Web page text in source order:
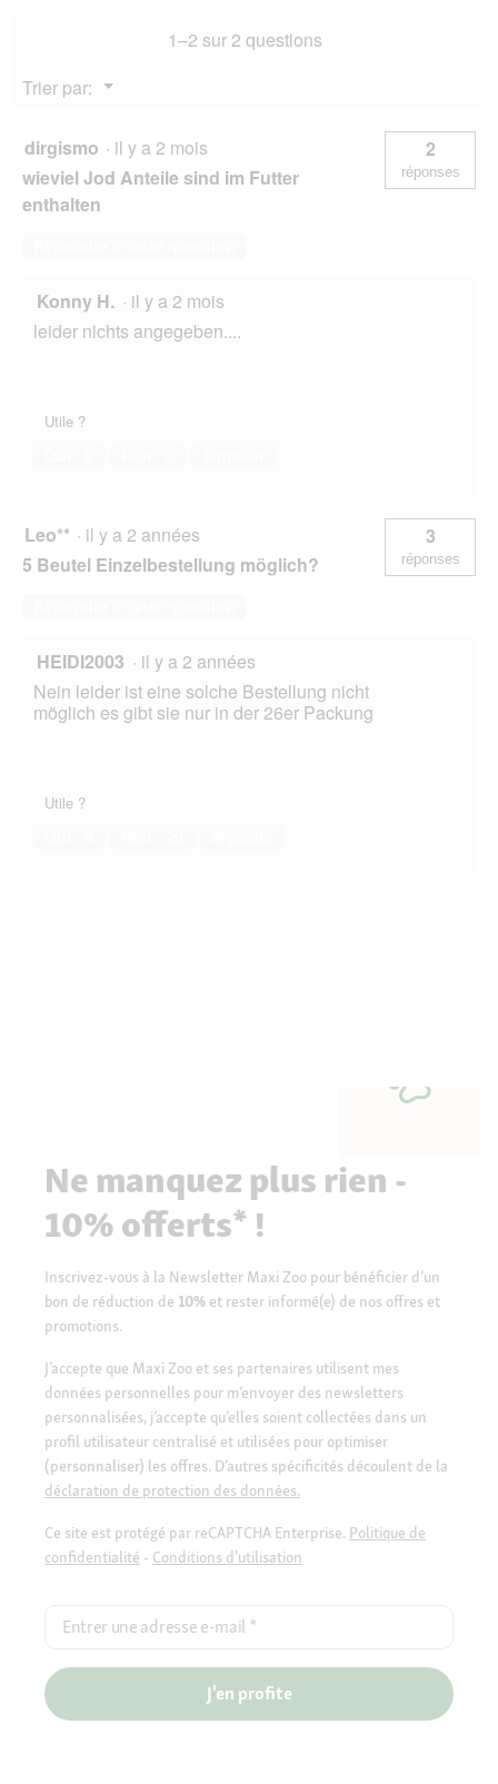
1–2 sur 2 questions
Trier par:
▼
Menu
dirgismo · il y a 2 mois
wieviel Jod Anteile sind im Futter
enthalten
2
réponses
Konny H. · il y a 2 mois
leider nichts angegeben....
Utile ?
Leo** · il y a 2 années
5 Beutel Einzelbestellung möglich?
3
réponses
HEIDI2003 · il y a 2 années
Nein leider ist eine solche Bestellung nicht
möglich es gibt sie nur in der 26er Packung
Utile ?
Ne manquez plus rien -
10% offerts* !
Inscrivez-vous à la Newsletter Maxi Zoo pour bénéficier d’un
bon de réduction de 10% et rester informé(e) de nos offres et
promotions.
J’accepte que Maxi Zoo et ses partenaires utilisent mes
données personnelles pour m’envoyer des newsletters
personnalisées, j’accepte qu’elles soient collectées dans un
profil utilisateur centralisé et utilisées pour optimiser
(personnaliser) les offres. D’autres spécificités découlent de la
déclaration de protection des données.
Ce site est protégé par reCAPTCHA Enterprise. Politique de
confidentialité - Conditions d'utilisation
Entrer une adresse e-mail *
J'en profite